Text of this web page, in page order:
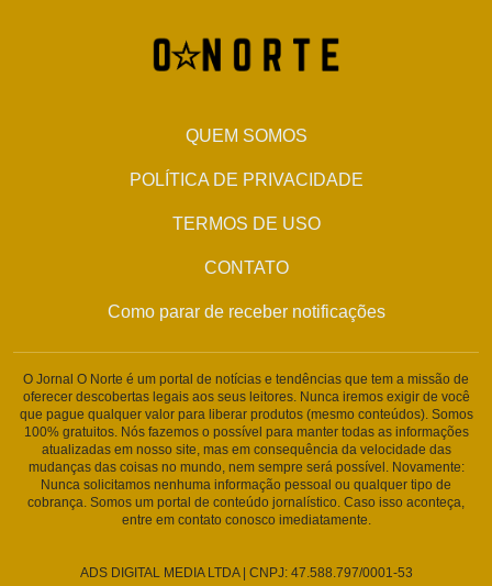
QUEM SOMOS
POLÍTICA DE PRIVACIDADE
TERMOS DE USO
CONTATO
Como parar de receber notificações
O Jornal O Norte é um portal de notícias e tendências que tem a missão de
oferecer descobertas legais aos seus leitores. Nunca iremos exigir de você
que pague qualquer valor para liberar produtos (mesmo conteúdos). Somos
100% gratuitos. Nós fazemos o possível para manter todas as informações
atualizadas em nosso site, mas em consequência da velocidade das
mudanças das coisas no mundo, nem sempre será possível. Novamente:
Nunca solicitamos nenhuma informação pessoal ou qualquer tipo de
cobrança. Somos um portal de conteúdo jornalístico. Caso isso aconteça,
entre em contato conosco imediatamente.
ADS DIGITAL MEDIA LTDA | CNPJ: 47.588.797/0001-53